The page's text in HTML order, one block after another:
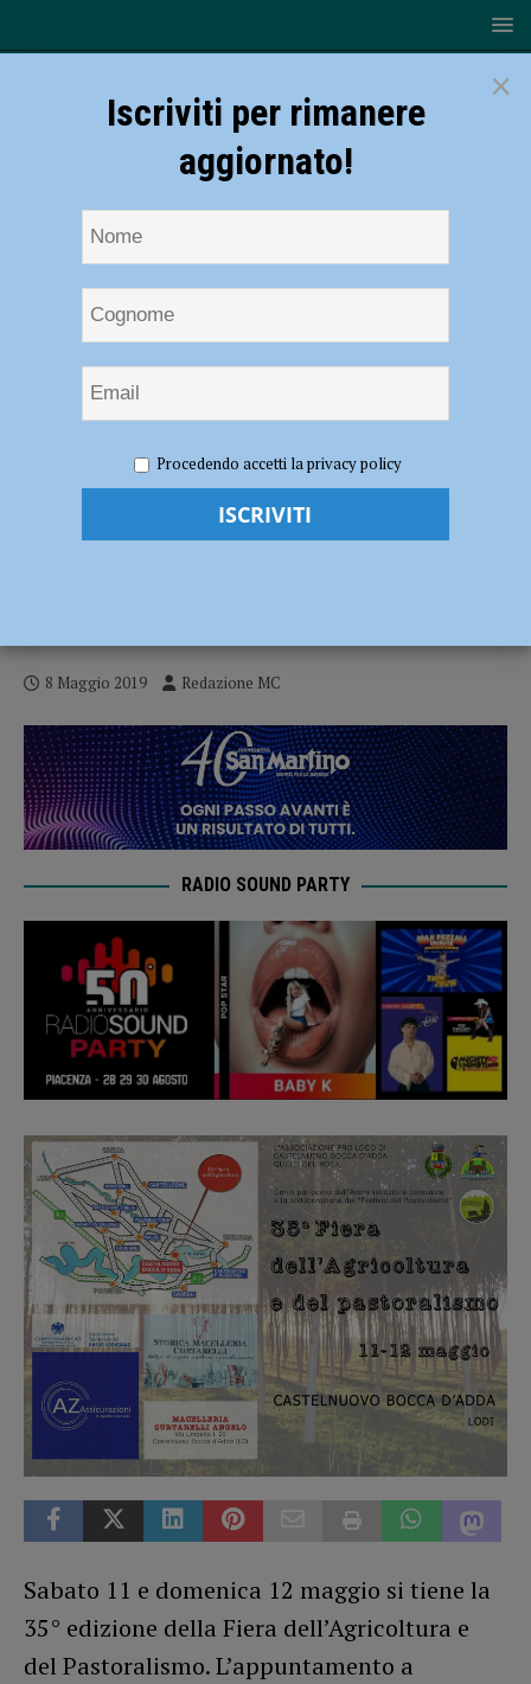
dell’Agricoltura e del Pastoralismo, l’11 e 12 maggio a Castelnuovo
Bocca D’Adda
Fiera dell’Agricoltura e del Pastoralismo,
8 Maggio 2019 Redazione MC
RADIO SOUND PARTY
Sabato 11 e domenica 12 maggio si tiene la
35° edizione della Fiera dell’Agricoltura e
del Pastoralismo. L’appuntamento a
×
Iscriviti per rimanere
aggiornato!
Procedendo accetti la privacy policy